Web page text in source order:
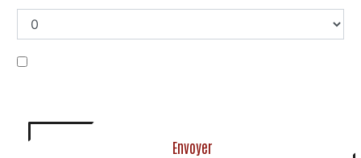
Envoyer